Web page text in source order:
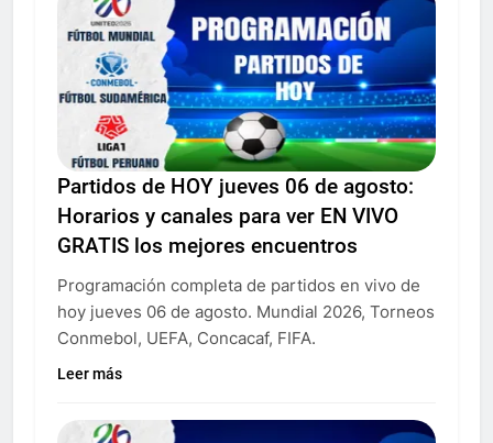
Partidos de HOY jueves 06 de agosto:
Horarios y canales para ver EN VIVO
GRATIS los mejores encuentros
Programación completa de partidos en vivo de
hoy jueves 06 de agosto. Mundial 2026, Torneos
Conmebol, UEFA, Concacaf, FIFA.
Leer más